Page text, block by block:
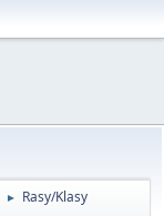
► Rasy/Klasy